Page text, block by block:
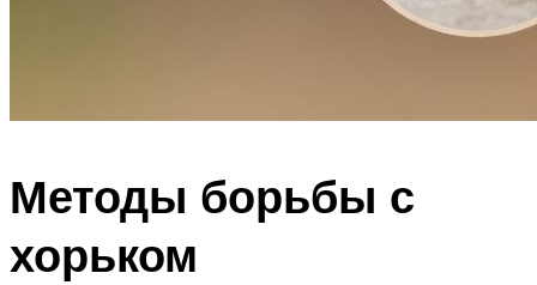
Методы борьбы с
хорьком